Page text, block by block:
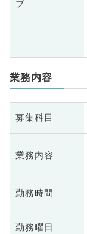
ブ
業務内容
募集科目
業務内容
勤務時間
勤務曜日